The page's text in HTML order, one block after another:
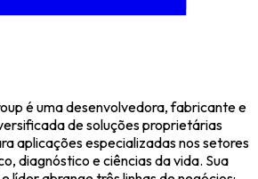
é uma desenvolvedora, fabricante e
de soluções proprietárias
aplicações especializadas nos setores
diagnóstico e ciências da vida. Sua